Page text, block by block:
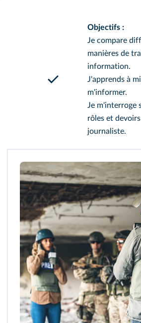
Objectifs :
Je compare
manières de
information.
J'apprends à
m'informer.
Je m'interroge
rôles et
journaliste.